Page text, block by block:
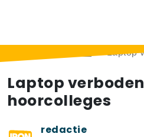
Laptop
Laptop
hoorcolleges
redactie